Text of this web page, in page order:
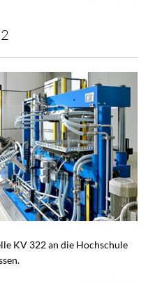
KV 322 an die Hochschule